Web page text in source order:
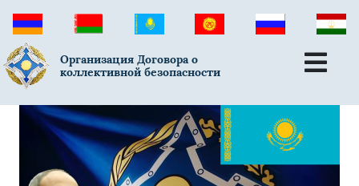
Организация Договора о
коллективной безопасности